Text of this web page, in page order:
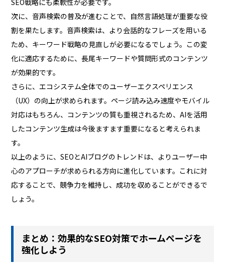
SEO戦略にも柔軟性が必要です。
次に、音声検索の普及が進むことで、自然言語処理が重要な役
割を果たします。音声検索は、より会話的なフレーズを用いる
ため、キーワード戦略の見直しが必要になるでしょう。この変
化に適応するために、長尾キーワードや質問形式のコンテンツ
が効果的です。
さらに、エコシステム全体でのユーザーエクスペリエンス
（UX）の向上が求められます。ページ読み込み速度やモバイル
対応はもちろん、コンテンツの質も重視されるため、AIを活用
したコンテンツ生成は今後ますます重要になると考えられま
す。
以上のように、SEOとAIブログのトレンドは、よりユーザー中
心のアプローチが求められる方向に進化しています。これに対
応することで、競争力を維持し、成功を収めることができるで
しょう。
まとめ：効果的なSEO対策でホームページを
強化しよう